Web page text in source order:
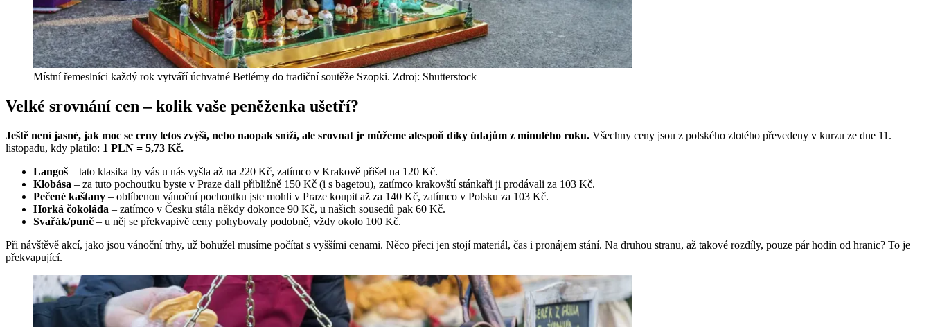
Místní řemeslníci každý rok vytváří úchvatné Betlémy do tradiční soutěže Szopki. Zdroj: Shutterstock
Velké srovnání cen – kolik vaše peněženka ušetří?
Ještě není jasné, jak moc se ceny letos zvýší, nebo naopak sníží, ale srovnat je můžeme alespoň díky údajům z minulého roku. Všechny ceny jsou z polského zlotého převedeny v kurzu ze dne 11.
listopadu, kdy platilo: 1 PLN = 5,73 Kč.
Langoš – tato klasika by vás u nás vyšla až na 220 Kč, zatímco v Krakově přišel na 120 Kč.
Klobása – za tuto pochoutku byste v Praze dali přibližně 150 Kč (i s bagetou), zatímco krakovští stánkaři ji prodávali za 103 Kč.
Pečené kaštany – oblíbenou vánoční pochoutku jste mohli v Praze koupit až za 140 Kč, zatímco v Polsku za 103 Kč.
Horká čokoláda – zatímco v Česku stála někdy dokonce 90 Kč, u našich sousedů pak 60 Kč.
Svařák/punč – u něj se překvapivě ceny pohybovaly podobně, vždy okolo 100 Kč.
Při návštěvě akcí, jako jsou vánoční trhy, už bohužel musíme počítat s vyššími cenami. Něco přeci jen stojí materiál, čas i pronájem stání. Na druhou stranu, až takové rozdíly, pouze pár hodin od hranic? To je
překvapující.